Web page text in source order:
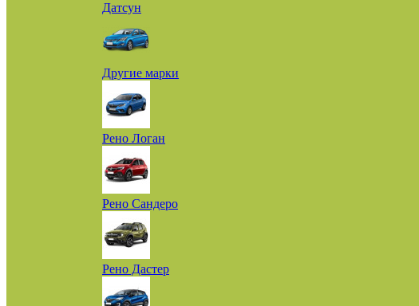
Датсун
Другие марки
Рено Логан
Рено Сандеро
Рено Дастер